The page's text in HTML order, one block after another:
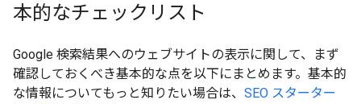
本的なチェックリスト
Google 検索結果へのウェブサイトの表示に関して、まず
確認しておくべき基本的な点を以下にまとめます。基本的
な情報についてもっと知りたい場合は、 SEO スターター